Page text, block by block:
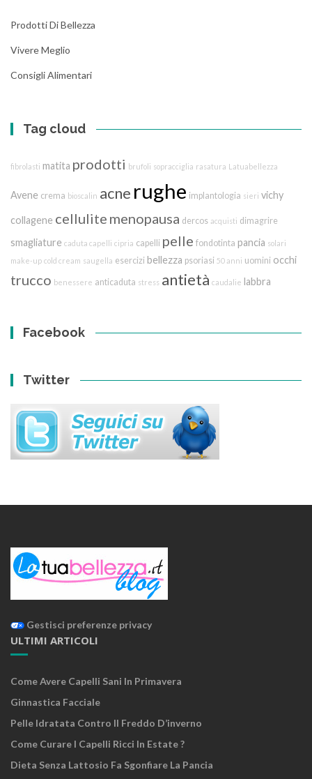
Prodotti Di Bellezza
Vivere Meglio
Consigli Alimentari
Tag cloud
fibrolasti matita prodotti brufoli sopracciglia rasatura Latuabellezza
Avene crema bioscalin acne rughe implantologia sieri vichy
collagene cellulite menopausa dercos acquisti dimagrire
smagliature caduta capelli cipria capelli pelle fondotinta pancia solari
make-up cold cream saugella esercizi bellezza psoriasi 50 anni uomini occhi
trucco benessere anticaduta stress antietà caudalie labbra
Facebook
Twitter
Gestisci preferenze privacy
ULTIMI ARTICOLI
Come Avere Capelli Sani In Primavera
Ginnastica Facciale
Pelle Idratata Contro Il Freddo D’inverno
Come Curare I Capelli Ricci In Estate ?
Dieta Senza Lattosio Fa Sgonfiare La Pancia